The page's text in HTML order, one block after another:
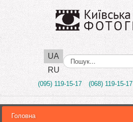
UA
RU
Поиск..
(095) 119-15-17 (068) 119-15-17